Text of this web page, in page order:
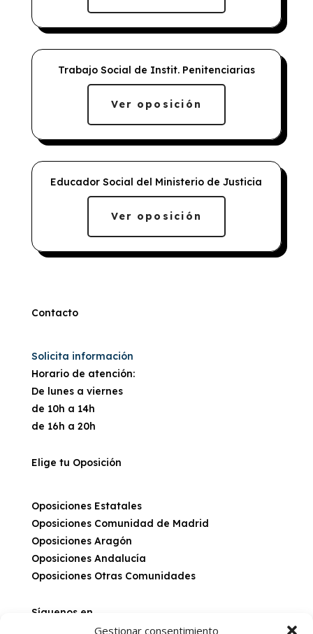
Gestionar consentimiento
Trabajo Social de Instit. Penitenciarias
Ver oposición
Educador Social del Ministerio de Justicia
Ver oposición
Contacto
Solicita información
Horario de atención:
De lunes a viernes
de 10h a 14h
de 16h a 20h
Elige tu Oposición
Oposiciones Estatales
Oposiciones Comunidad de Madrid
Oposiciones Aragón
Oposiciones Andalucía
Oposiciones Otras Comunidades
Síguenos en